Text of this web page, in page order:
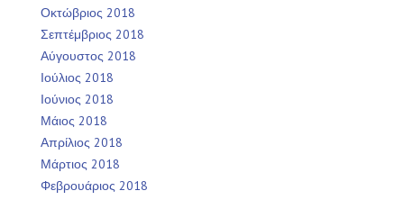
Οκτώβριος 2018
Σεπτέμβριος 2018
Αύγουστος 2018
Ιούλιος 2018
Ιούνιος 2018
Μάιος 2018
Απρίλιος 2018
Μάρτιος 2018
Φεβρουάριος 2018